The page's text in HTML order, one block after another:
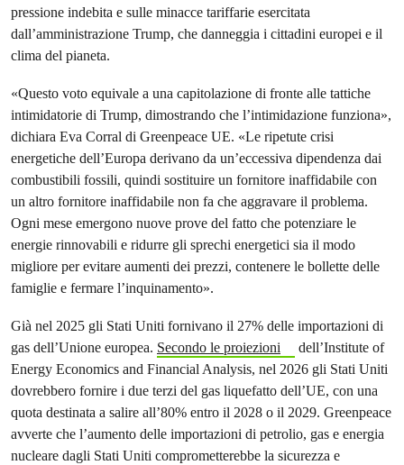
pressione indebita e sulle minacce tariffarie esercitata
dall’amministrazione Trump, che danneggia i cittadini europei e il
clima del pianeta.
«Questo voto equivale a una capitolazione di fronte alle tattiche
intimidatorie di Trump, dimostrando che l’intimidazione funziona»,
dichiara Eva Corral di Greenpeace UE. «Le ripetute crisi
energetiche dell’Europa derivano da un’eccessiva dipendenza dai
combustibili fossili, quindi sostituire un fornitore inaffidabile con
un altro fornitore inaffidabile non fa che aggravare il problema.
Ogni mese emergono nuove prove del fatto che potenziare le
energie rinnovabili e ridurre gli sprechi energetici sia il modo
migliore per evitare aumenti dei prezzi, contenere le bollette delle
famiglie e fermare l’inquinamento».
Già nel 2025 gli Stati Uniti fornivano il 27% delle importazioni di
gas dell’Unione europea. Secondo le proiezioni
dell’Institute of
Energy Economics and Financial Analysis, nel 2026 gli Stati Uniti
dovrebbero fornire i due terzi del gas liquefatto dell’UE, con una
quota destinata a salire all’80% entro il 2028 o il 2029. Greenpeace
avverte che l’aumento delle importazioni di petrolio, gas e energia
nucleare dagli Stati Uniti comprometterebbe la sicurezza e